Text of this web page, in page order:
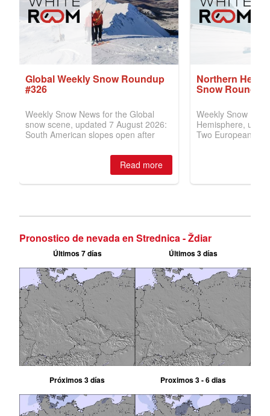
Pronostico de nevada en Strednica - Ždiar
Últimos 7 días Últimos 3 días
Próximos 3 días Proximos 3 - 6 dias